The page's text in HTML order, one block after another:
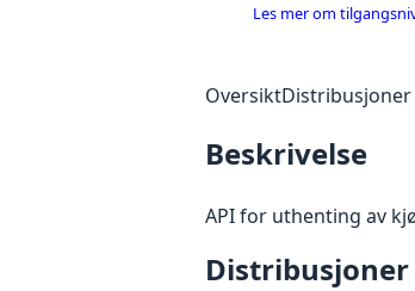
Les mer om
OversiktDistribusjoner
Beskrivelse
API for uthenting av
Distribusjoner